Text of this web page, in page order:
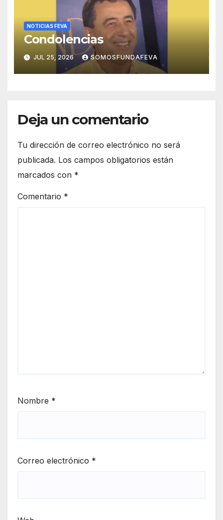
NOTICIAS FEVA
Condolencias
JUL 25, 2026 SOMOSFUNDAFEVA
Deja un comentario
Tu dirección de correo electrónico no será
publicada. Los campos obligatorios están
marcados con *
Comentario *
Nombre *
Correo electrónico *